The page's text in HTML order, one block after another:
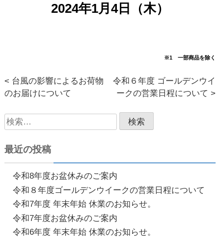
2024年1月4日（木）
※1 一部商品を除く
投
ナ
ゲ
ー
シ
ョ
ン
< 台風の影響によるお荷物
のお届けについて
令和６年度 ゴールデンウイ
ークの営業日程について >
検
索:
最近の投稿
令和8年度お盆休みのご案内
令和８年度ゴールデンウイークの営業日程について
令和7年度 年末年始 休業のお知らせ。
令和7年度お盆休みのご案内
令和6年度 年末年始 休業のお知らせ。